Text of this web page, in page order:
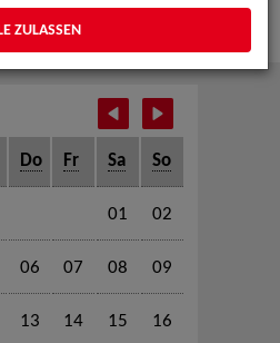
Do Fr Sa So
01 02
06 07 08 09
13 14 15 16
ZULASSEN